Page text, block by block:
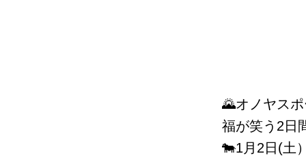
🌄オノヤス
福が笑う2日
🐄1月2日(土